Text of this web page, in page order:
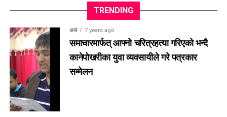
TRENDING
अर्थ 7 years ago
समाचारमार्फत् आफ्नो चरित्रहत्या गरिएको भन्दै
कानेपोखरीका युवा व्यवसायीले गरे पत्रकार
सम्मेलन